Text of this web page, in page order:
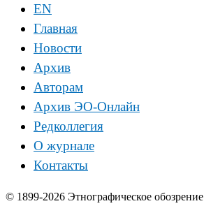
EN
Главная
Новости
Архив
Авторам
Архив ЭО-Онлайн
Редколлегия
О журнале
Контакты
© 1899-2026 Этнографическое обозрение